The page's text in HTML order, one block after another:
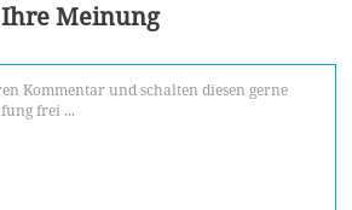
Ihre Meinung